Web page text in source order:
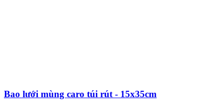
Bao lưới mùng caro túi rút - 15x35cm